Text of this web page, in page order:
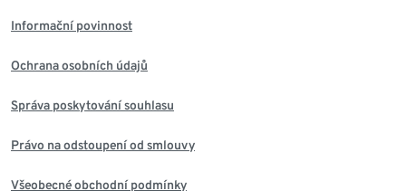
Informační povinnost
Ochrana osobních údajů
Správa poskytování souhlasu
Právo na odstoupení od smlouvy
Všeobecné obchodní podmínky